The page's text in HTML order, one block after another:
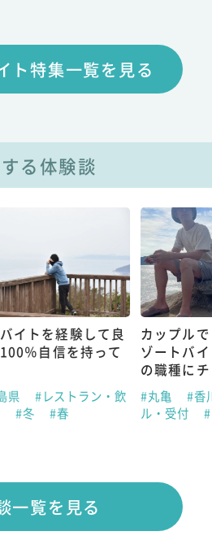
ト特集一覧を見る
る体験談
イトを経験して良
％自信を持って
県
#レストラン・飲
#冬 #春
カップル
ゾートバ
の職種に
#丸亀
#香
ル・受付
一覧を見る